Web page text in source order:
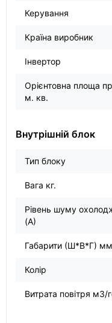
Керування
Країна виробник
Інвертор
Орієнтовна площа
м. кв.
Внутрішній блок
Тип блоку
Вага кг.
Рівень шуму
(А)
Габарити (Ш*В*Г) мм
Колір
Витрата повітря м3/